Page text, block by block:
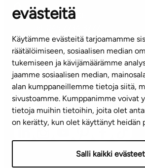
evästeitä
Käytämme evästeitä tarjoamamme
räätälöimiseen, sosiaalisen median
tukemiseen ja kävijämäärämme
jaamme sosiaalisen median,
alan kumppaneillemme tietoja siitä,
sivustoamme. Kumppanimme voivat
tietoja muihin tietoihin, joita olet
on kerätty, kun olet käyttänyt heidän
Salli kaikki evästeet
KUNDSERVICE
(vardagar kl. 8–16)
info@ta.fi
Nyhetsbrev (på finska)